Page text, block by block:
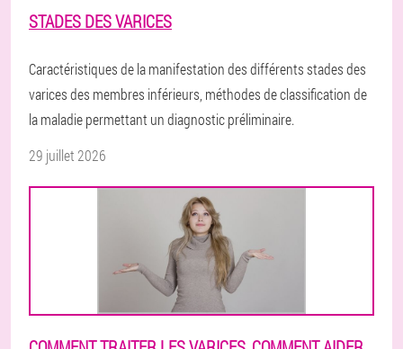
STADES DES VARICES
Caractéristiques de la manifestation des différents stades des
varices des membres inférieurs, méthodes de classification de
la maladie permettant un diagnostic préliminaire.
29 juillet 2026